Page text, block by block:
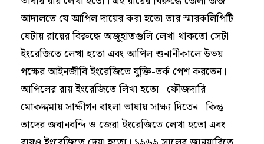
আদালতে যে আপিল দায়ের করা হতো তার স্মারকলিপিটি
যেটায় রায়ের বিরুদ্ধে অজুহাতগুলি লেখা থাকতো সেটা
ইংরেজিতে লেখা হতো এবং আপিল শুনানীকালে উভয়
পক্ষের আইনজীবি ইংরেজিতে যুক্তি-তর্ক পেশ করতেন।
আপিলের রায় ইংরেজিতে লিখা হতো। ফৌজদারি
মোকদ্দমায় সাক্ষীগন বাংলা ভাষায় সাক্ষ্য দিতেন। কিন্তু
তাদের জবানবন্দি ও জেরা ইংরেজিতে লেখা হতো এবং